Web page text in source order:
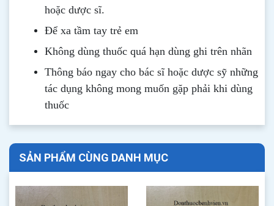
hoặc dược sĩ.
Để xa tầm tay trẻ em
Không dùng thuốc quá hạn dùng ghi trên nhãn
Thông báo ngay cho bác sĩ hoặc dược sỹ những
tác dụng không mong muốn gặp phải khi dùng
thuốc
SẢN PHẨM CÙNG DANH MỤC